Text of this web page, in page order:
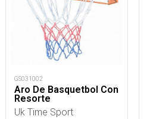
GS031002
Aro De Basquetbol Con
Resorte
Uk Time Sport